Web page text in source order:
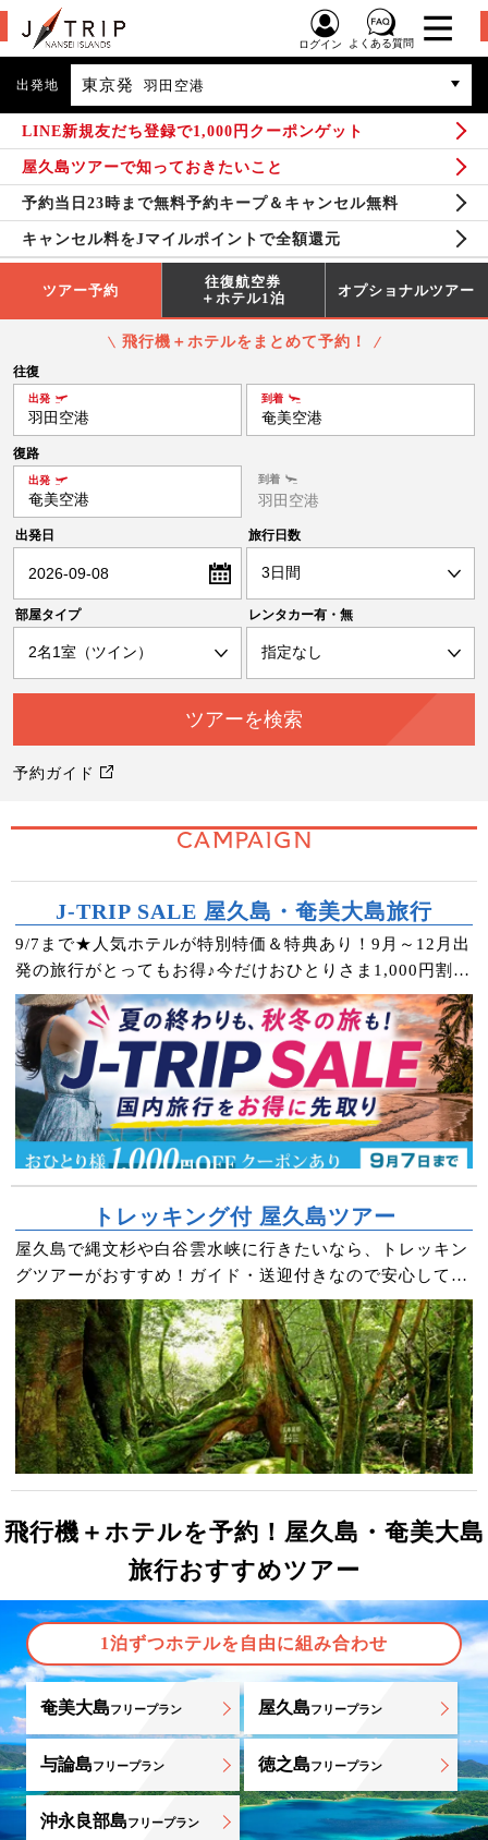
ログイン よくある質問
出発地 東京発 羽田空港
LINE新規友だち登録で1,000円クーポンゲット
屋久島ツアーで知っておきたいこと
予約当日23時まで無料予約キープ＆キャンセル無料
キャンセル料をJマイルポイントで全額還元
ツアー予約
往復航空券
＋ホテル1泊
オプショナルツアー
飛行機＋ホテルをまとめて予約！
出発日
2026-09-08
旅行日数
部屋タイプ レンタカー有・無
往復
出発
羽田空港
到着
奄美空港
復路
出発
奄美空港
到着
羽田空港
予約ガイド
CAMPAIGN
J-TRIP SALE 屋久島・奄美大島旅行
9/7まで★人気ホテルが特別特価＆特典あり！9月～12月出
発の旅行がとってもお得♪今だけおひとりさま1,000円割引
クーポンもプレゼント！
トレッキング付 屋久島ツアー
屋久島で縄文杉や白谷雲水峡に行きたいなら、トレッキン
グツアーがおすすめ！ガイド・送迎付きなので安心してト
レッキングが楽しめます♪
飛行機＋ホテルを予約！屋久島・奄美大島
旅行おすすめツアー
1泊ずつホテルを自由に組み合わせ
奄美大島フリープラン 屋久島フリープラン
与論島フリープラン 徳之島フリープラン
沖永良部島フリープラン